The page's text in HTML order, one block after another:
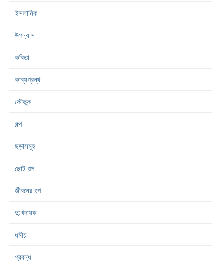
ইসলামিক
উপন্যাস
কবিতা
কাব্যগ্রন্থ
কৌতুক
গল্প
ছড়াসমূহ
ছোট গল্প
জীবনের গল্প
দু:খদায়ক
ধর্মীয়
প্রবন্ধ